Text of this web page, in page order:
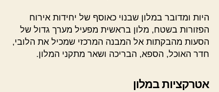
היות ומדובר במלון שבנוי כאוסף של יחידות אירוח
הפזורות בשטח, מלון בראשית מפעיל מערך גדול של
הסעות מהבקתות אל המבנה המרכזי שמכיל את הלובי,
חדר האוכל, הספא, הבריכה ושאר מתקני המלון.
אטרקציות במלון